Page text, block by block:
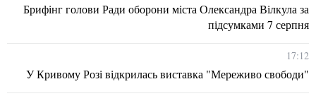
Брифінг голови Ради оборони міста Олександра Вілкула за
підсумками 7 серпня
17:12
У Кривому Розі відкрилась виставка "Мереживо свободи"